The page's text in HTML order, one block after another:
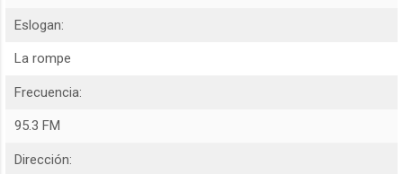
Eslogan:
La rompe
Frecuencia:
95.3 FM
Dirección: